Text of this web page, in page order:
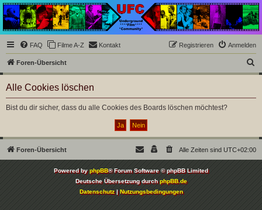
Underground Film
Community
Die Underground Film Community ist ein deutschsprachiges Filmforum und ein Paradies
für Cineasten und Filmsüchtige jenseits des Mainstreams.
FAQ Filme A-Z Kontakt Anmelden
Registrieren
Foren-Übersicht
u
Alle Cookies löschen
Bist du dir sicher, dass du alle Cookies des Boards löschen möchtest?
Foren-Übersicht Alle Zeiten sind UTC+02:00
Powered byphpBB® Forum Software © phpBB Limited
Deutsche Übersetzung durchphpBB.de
Datenschutz|Nutzungsbedingungen